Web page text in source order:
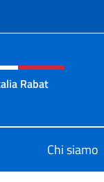
tête
Rabat
Chi siamo